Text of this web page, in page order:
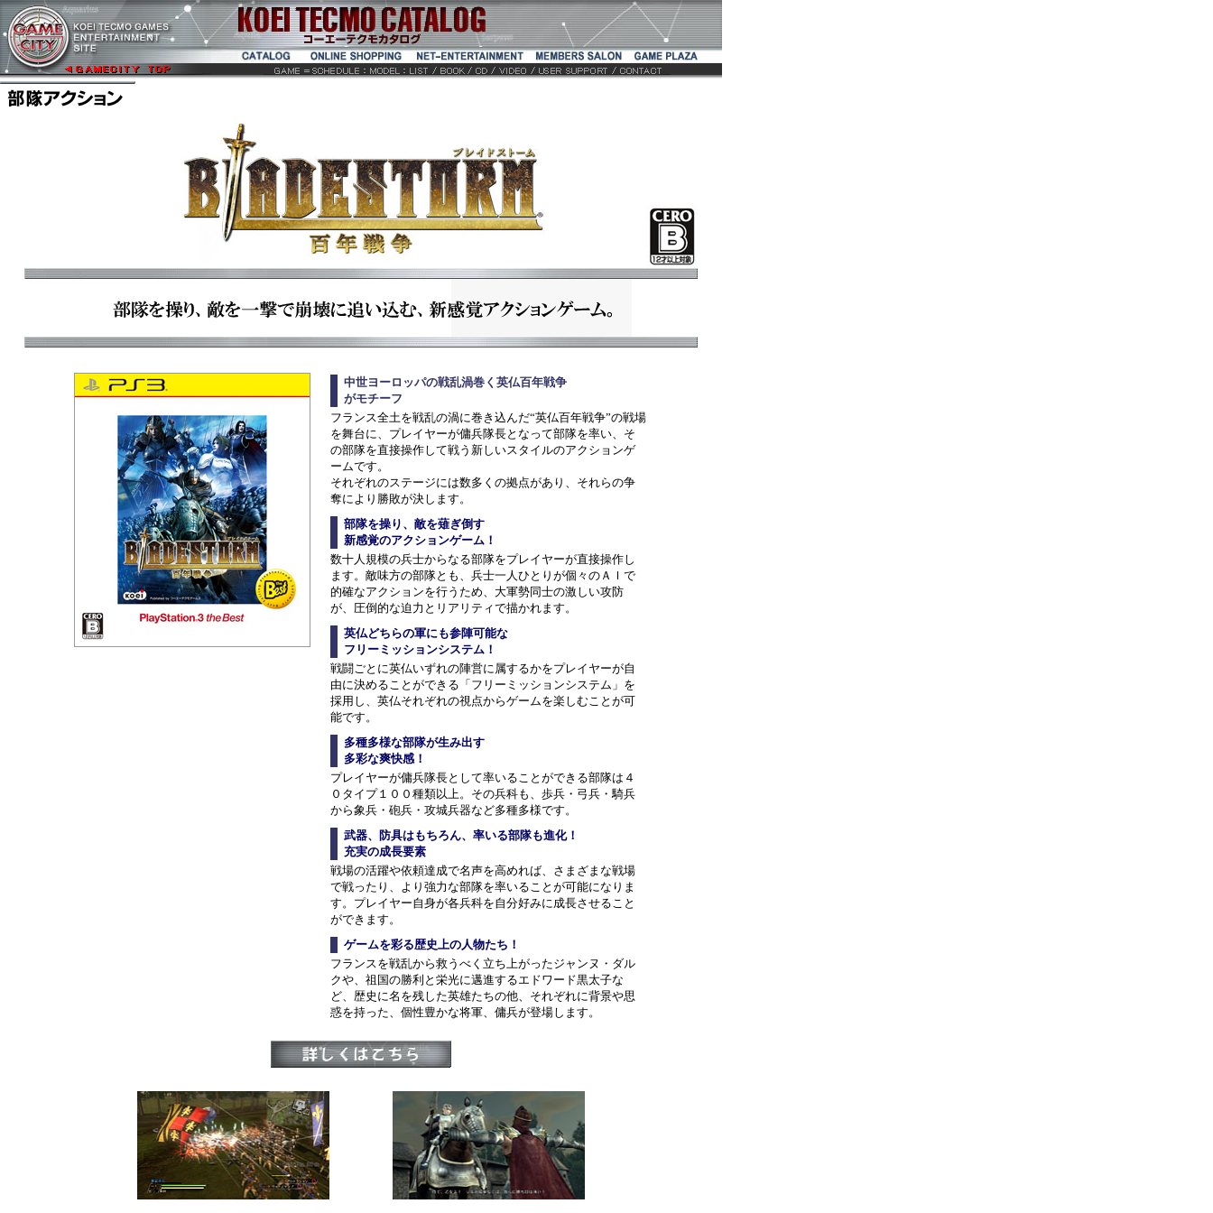
中世ヨーロッパの戦乱渦巻く英仏百年戦争
がモチーフ
フランス全土を戦乱の渦に巻き込んだ“英仏百年戦争”の戦場
を舞台に、プレイヤーが傭兵隊長となって部隊を率い、そ
の部隊を直接操作して戦う新しいスタイルのアクションゲ
ームです。
それぞれのステージには数多くの拠点があり、それらの争
奪により勝敗が決します。
部隊を操り、敵を薙ぎ倒す
新感覚のアクションゲーム！
数十人規模の兵士からなる部隊をプレイヤーが直接操作し
ます。敵味方の部隊とも、兵士一人ひとりが個々のＡＩで
的確なアクションを行うため、大軍勢同士の激しい攻防
が、圧倒的な迫力とリアリティで描かれます。
英仏どちらの軍にも参陣可能な
フリーミッションシステム！
戦闘ごとに英仏いずれの陣営に属するかをプレイヤーが自
由に決めることができる「フリーミッションシステム」を
採用し、英仏それぞれの視点からゲームを楽しむことが可
能です。
多種多様な部隊が生み出す
多彩な爽快感！
プレイヤーが傭兵隊長として率いることができる部隊は４
０タイプ１００種類以上。その兵科も、歩兵・弓兵・騎兵
から象兵・砲兵・攻城兵器など多種多様です。
武器、防具はもちろん、率いる部隊も進化！
充実の成長要素
戦場の活躍や依頼達成で名声を高めれば、さまざまな戦場
で戦ったり、より強力な部隊を率いることが可能になりま
す。プレイヤー自身が各兵科を自分好みに成長させること
ができます。
ゲームを彩る歴史上の人物たち！
フランスを戦乱から救うべく立ち上がったジャンヌ・ダル
クや、祖国の勝利と栄光に邁進するエドワード黒太子な
ど、歴史に名を残した英雄たちの他、それぞれに背景や思
惑を持った、個性豊かな将軍、傭兵が登場します。